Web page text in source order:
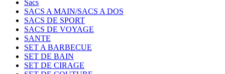
Sacs
SACS A MAIN/SACS A DOS
SACS DE SPORT
SACS DE VOYAGE
SANTE
SET A BARBECUE
SET DE BAIN
SET DE CIRAGE